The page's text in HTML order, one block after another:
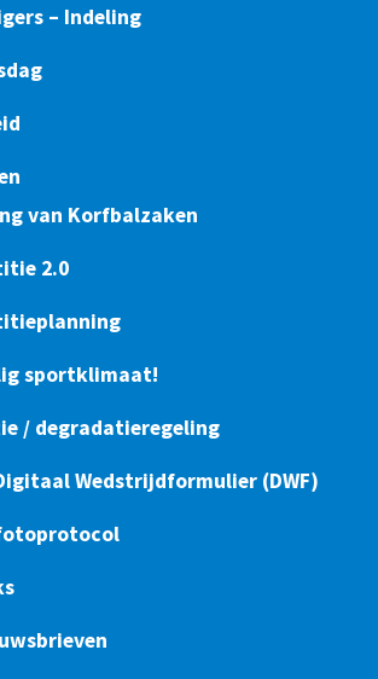
– Indeling
van Korfbalzaken
2.0
sportklimaat!
/ degradatieregeling
Wedstrijdformulier (DWF)